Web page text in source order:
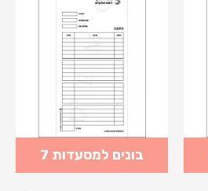
בונים למסעדות 7